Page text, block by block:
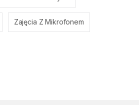
Zajęcia Z Mikrofonem